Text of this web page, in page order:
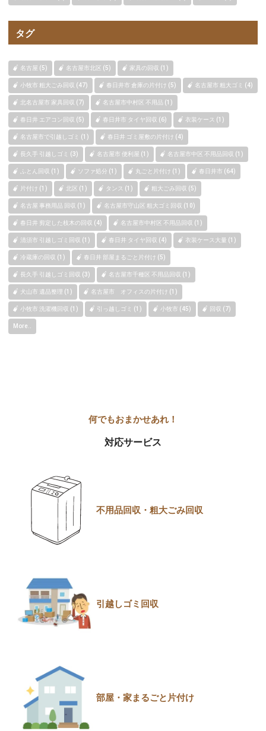
タグ
名古屋 (5) 名古屋市北区 (5) 家具の回収 (1)
小牧市 粗大ごみ回収 (47) 春日井市 倉庫の片付け (5) 名古屋市 粗大ゴミ (4)
北名古屋市 家具回収 (7) 名古屋市中村区 不用品 (1)
春日井 エアコン回収 (5) 春日井市 タイヤ回収 (6) 衣装ケース (1)
名古屋市で引越しゴミ (1) 春日井 ゴミ屋敷の片付け (4)
長久手 引越しゴミ (3) 名古屋市 便利屋 (1) 名古屋市中区 不用品回収 (1)
ふとん回収 (1) ソファ処分 (1) 丸ごと片付け (1) 春日井市 (64)
片付け (1) 北区 (1) タンス (1) 粗大ごみ回収 (5)
名古屋 事務用品 回収 (1) 名古屋市守山区 粗大ゴミ回収 (10)
春日井 剪定した枝木の回収 (4) 名古屋市中村区 不用品回収 (1)
清須市 引越しゴミ回収 (1) 春日井 タイヤ回収 (4) 衣装ケース大量 (1)
冷蔵庫の回収 (1) 春日井 部屋まるごと片付け (5)
長久手 引越しゴミ回収 (3) 名古屋市千種区 不用品回収 (1)
犬山市 遺品整理 (1) 名古屋市 オフィスの片付け (1)
小牧市 洗濯機回収 (1) 引っ越しゴミ (1) 小牧市 (45) 回収 (7)
More..
対応サービス
不用品回収・粗大ごみ回収
引越しゴミ回収
部屋・家まるごと片付け